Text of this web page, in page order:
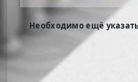
Необходимо ещё